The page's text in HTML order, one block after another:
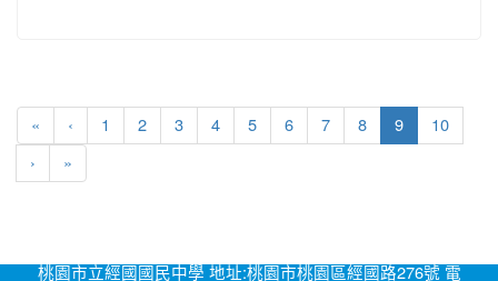
« ‹ 1 2 3 4 5 6 7 8 9(current)
10
› »
桃園市立經國國民中學 地址:桃園市桃園區經國路276號 電